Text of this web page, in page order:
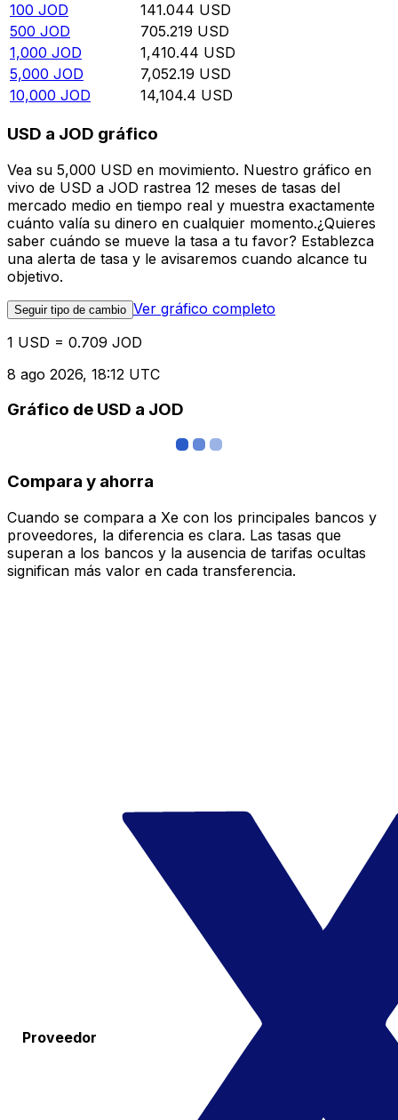
100 JOD 141.044 USD
500 JOD 705.219 USD
1,000 JOD 1,410.44 USD
5,000 JOD 7,052.19 USD
10,000 JOD 14,104.4 USD
USD a JOD gráfico
Vea su 5,000 USD en movimiento. Nuestro gráfico en
vivo de USD a JOD rastrea 12 meses de tasas del
mercado medio en tiempo real y muestra exactamente
cuánto valía su dinero en cualquier momento.¿Quieres
saber cuándo se mueve la tasa a tu favor? Establezca
una alerta de tasa y le avisaremos cuando alcance tu
objetivo.
Seguir tipo de cambio Ver gráfico completo
1 USD = 0.709 JOD
8 ago 2026, 18:12 UTC
Gráfico de USD a JOD
Compara y ahorra
Cuando se compara a Xe con los principales bancos y
proveedores, la diferencia es clara. Las tasas que
superan a los bancos y la ausencia de tarifas ocultas
significan más valor en cada transferencia.
Proveedor